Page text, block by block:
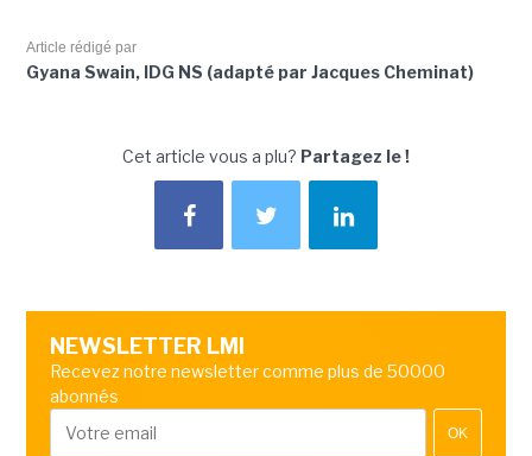
Article rédigé par
Gyana Swain, IDG NS (adapté par Jacques Cheminat)
Cet article vous a plu? Partagez le !
NEWSLETTER LMI
Recevez notre newsletter comme plus de 50000
abonnés
OK